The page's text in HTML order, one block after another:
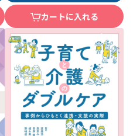
カートに入れる